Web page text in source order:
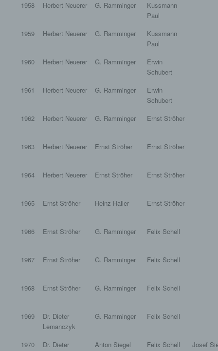
1958
Herbert Neuerer G. Ramminger
Kussmann
Paul
1959
Herbert Neuerer G. Ramminger
Kussmann
Paul
1960
Herbert Neuerer G. Ramminger
Erwin
Schubert
1961
Herbert Neuerer G. Ramminger
Erwin
Schubert
1962
Herbert Neuerer G. Ramminger Ernst Ströher
1963 Herbert Neuerer Ernst Ströher Ernst Ströher
1964 Herbert Neuerer Ernst Ströher Ernst Ströher
1965 Ernst Ströher Heinz Haller Ernst Ströher
1966 Ernst Ströher G. Ramminger Felix Schell
1967 Ernst Ströher G. Ramminger Felix Schell
1968 Ernst Ströher G. Ramminger Felix Schell
1969
Dr. Dieter
Lemanczyk
G. Ramminger Felix Schell
1970
Dr. Dieter
Anton Siegel Felix Schell Josef